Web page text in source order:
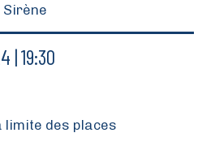
Sirène
19:30
limite des places